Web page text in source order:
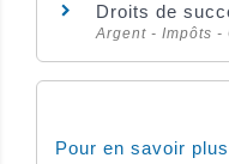
Droits de
Argent - Impôts -
Pour en savoir plus